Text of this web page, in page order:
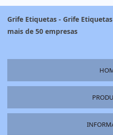
Grife Etiquetas - Grife
mais de 50 empresas